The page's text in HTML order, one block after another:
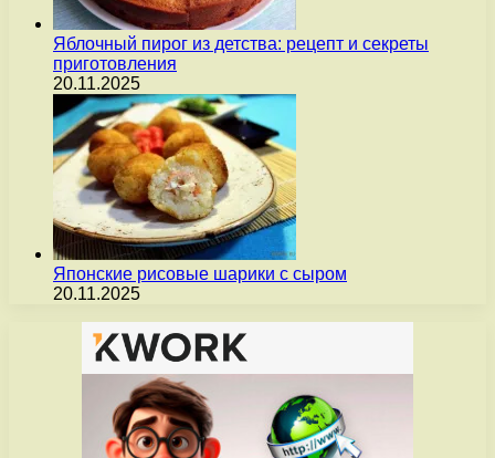
Яблочный пирог из детства: рецепт и секреты
приготовления
20.11.2025
Японские рисовые шарики с сыром
20.11.2025